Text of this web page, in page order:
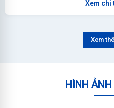
Xem chi
Xem
HÌNH